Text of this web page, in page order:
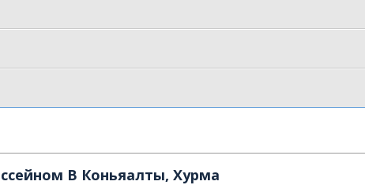
В Коньяалты, Хурма